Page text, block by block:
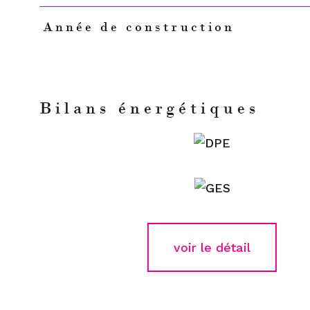
Année de construction
Bilans énergétiques
voir le détail